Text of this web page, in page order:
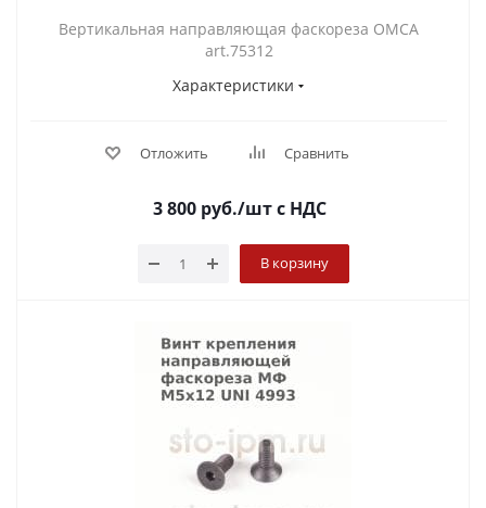
Вертикальная направляющая фаскореза OMCA
art.75312
Характеристики
Отложить Сравнить
3 800руб./штс НДС
В корзину